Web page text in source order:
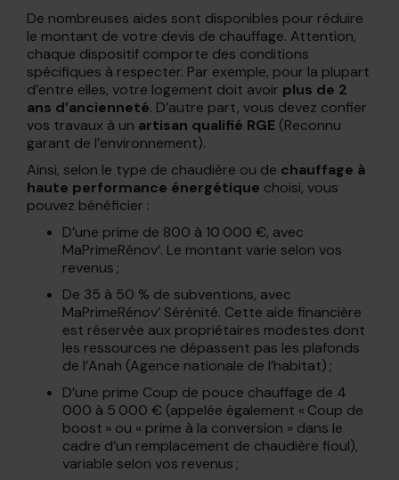
De nombreuses aides sont disponibles pour réduire
le montant de votre devis de chauffage. Attention,
chaque dispositif comporte des conditions
spécifiques à respecter. Par exemple, pour la plupart
d’entre elles, votre logement doit avoir plus de 2
ans d’ancienneté. D’autre part, vous devez confier
vos travaux à un artisan qualifié RGE (Reconnu
garant de l’environnement).
Ainsi, selon le type de chaudière ou de chauffage à
haute performance énergétique choisi, vous
pouvez bénéficier :
D’une prime de 800 à 10 000 €, avec
MaPrimeRénov’. Le montant varie selon vos
revenus ;
De 35 à 50 % de subventions, avec
MaPrimeRénov’ Sérénité. Cette aide financière
est réservée aux propriétaires modestes dont
les ressources ne dépassent pas les plafonds
de l’Anah (Agence nationale de l’habitat) ;
D’une prime Coup de pouce chauffage de 4
000 à 5 000 € (appelée également « Coup de
boost » ou « prime à la conversion » dans le
cadre d’un remplacement de chaudière fioul),
variable selon vos revenus ;